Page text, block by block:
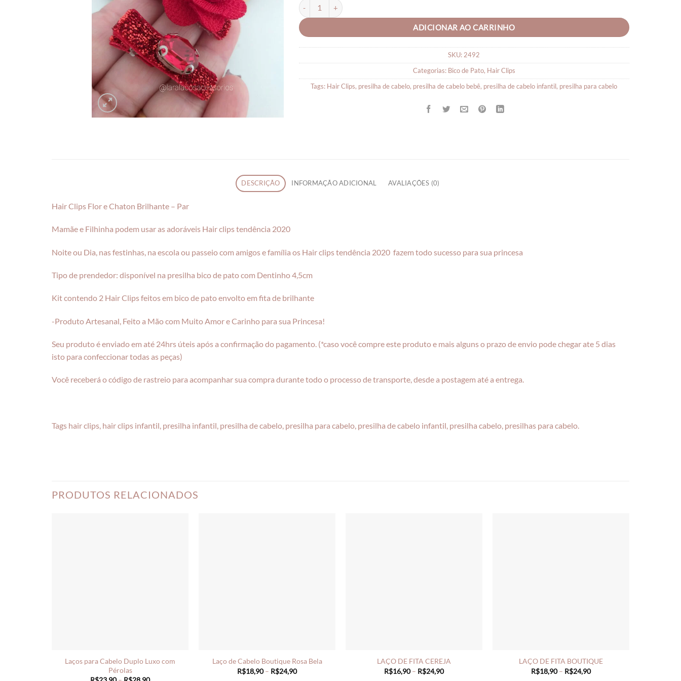
Hair Clips Flor e Chaton Brilhante - Par quantidade
ADICIONAR AO CARRINHO
SKU:2492
Categorias: Bico de Pato, Hair Clips
Tags: Hair Clips, presilha de cabelo, presilha de cabelo bebê, presilha de cabelo infantil, presilha para cabelo
DESCRIÇÃO INFORMAÇÃO ADICIONAL AVALIAÇÕES (0)
Hair Clips Flor e Chaton Brilhante – Par
Mamãe e Filhinha podem usar as adoráveis Hair clips tendência 2020
Noite ou Dia, nas festinhas, na escola ou passeio com amigos e família os Hair clips tendência 2020 fazem todo sucesso para sua princesa
Tipo de prendedor: disponível na presilha bico de pato com Dentinho 4,5cm
Kit contendo 2 Hair Clips feitos em bico de pato envolto em fita de brilhante
-Produto Artesanal, Feito a Mão com Muito Amor e Carinho para sua Princesa!
Seu produto é enviado em até 24hrs úteis após a confirmação do pagamento. (*caso você compre este produto e mais alguns o prazo de envio pode chegar ate 5 dias
isto para confeccionar todas as peças)
Você receberá o código de rastreio para acompanhar sua compra durante todo o processo de transporte, desde a postagem até a entrega.
Tags hair clips, hair clips infantil, presilha infantil, presilha de cabelo, presilha para cabelo, presilha de cabelo infantil, presilha cabelo, presilhas para cabelo.
PRODUTOS RELACIONADOS
Laços para Cabelo Duplo Luxo com
Pérolas
Laço de Cabelo Boutique Rosa Bela
R$18,90 – R$24,90Price
LAÇO DE FITA CEREJA
R$16,90 – R$24,90Price
LAÇO DE FITA BOUTIQUE
R$18,90 – R$24,90Price